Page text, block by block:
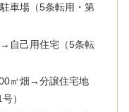
車場（5条転用・第
自己用住宅（5条転
㎡畑→分譲住宅地
）